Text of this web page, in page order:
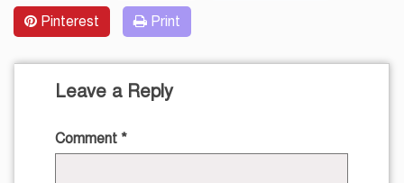
Pinterest Print
Leave a Reply
Comment *